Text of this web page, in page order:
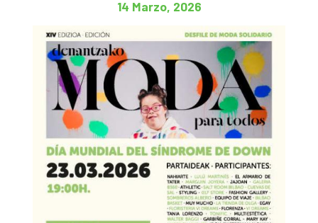
14 Marzo, 2026